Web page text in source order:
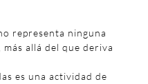
representa ninguna
allá del que deriva
es una actividad de